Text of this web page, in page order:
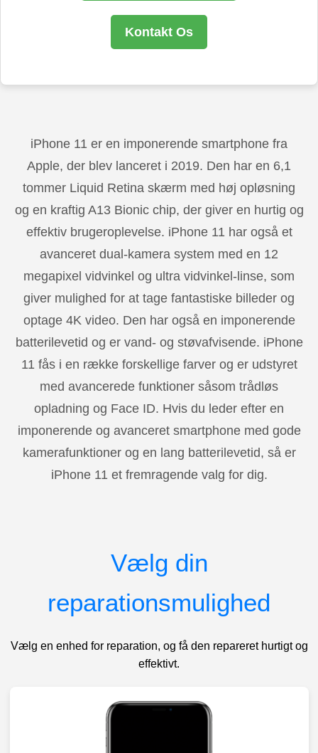
Kontakt Os
iPhone 11 er en imponerende smartphone fra
Apple, der blev lanceret i 2019. Den har en 6,1
tommer Liquid Retina skærm med høj opløsning
og en kraftig A13 Bionic chip, der giver en hurtig og
effektiv brugeroplevelse. iPhone 11 har også et
avanceret dual-kamera system med en 12
megapixel vidvinkel og ultra vidvinkel-linse, som
giver mulighed for at tage fantastiske billeder og
optage 4K video. Den har også en imponerende
batterilevetid og er vand- og støvafvisende. iPhone
11 fås i en række forskellige farver og er udstyret
med avancerede funktioner såsom trådløs
opladning og Face ID. Hvis du leder efter en
imponerende og avanceret smartphone med gode
kamerafunktioner og en lang batterilevetid, så er
iPhone 11 et fremragende valg for dig.
Vælg din
reparationsmulighed
Vælg en enhed for reparation, og få den repareret hurtigt og
effektivt.